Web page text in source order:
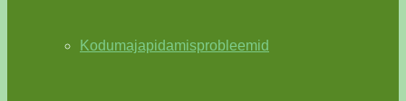
Kodumajapidamisprobleemid